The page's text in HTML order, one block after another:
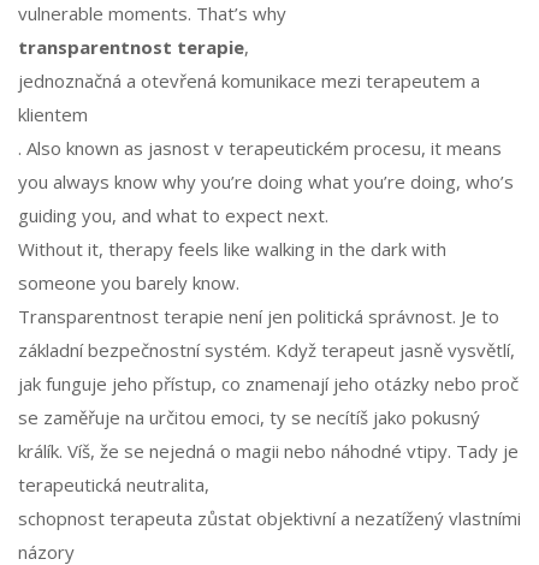
vulnerable moments. That’s why
transparentnost terapie,
jednoznačná a otevřená komunikace mezi terapeutem a
klientem
. Also known as jasnost v terapeutickém procesu, it means
you always know why you’re doing what you’re doing, who’s
guiding you, and what to expect next.
Without it, therapy feels like walking in the dark with
someone you barely know.
Transparentnost terapie není jen politická správnost. Je to
základní bezpečnostní systém. Když terapeut jasně vysvětlí,
jak funguje jeho přístup, co znamenají jeho otázky nebo proč
se zaměřuje na určitou emoci, ty se necítíš jako pokusný
králík. Víš, že se nejedná o magii nebo náhodné vtipy. Tady je
terapeutická neutralita,
schopnost terapeuta zůstat objektivní a nezatížený vlastními
názory